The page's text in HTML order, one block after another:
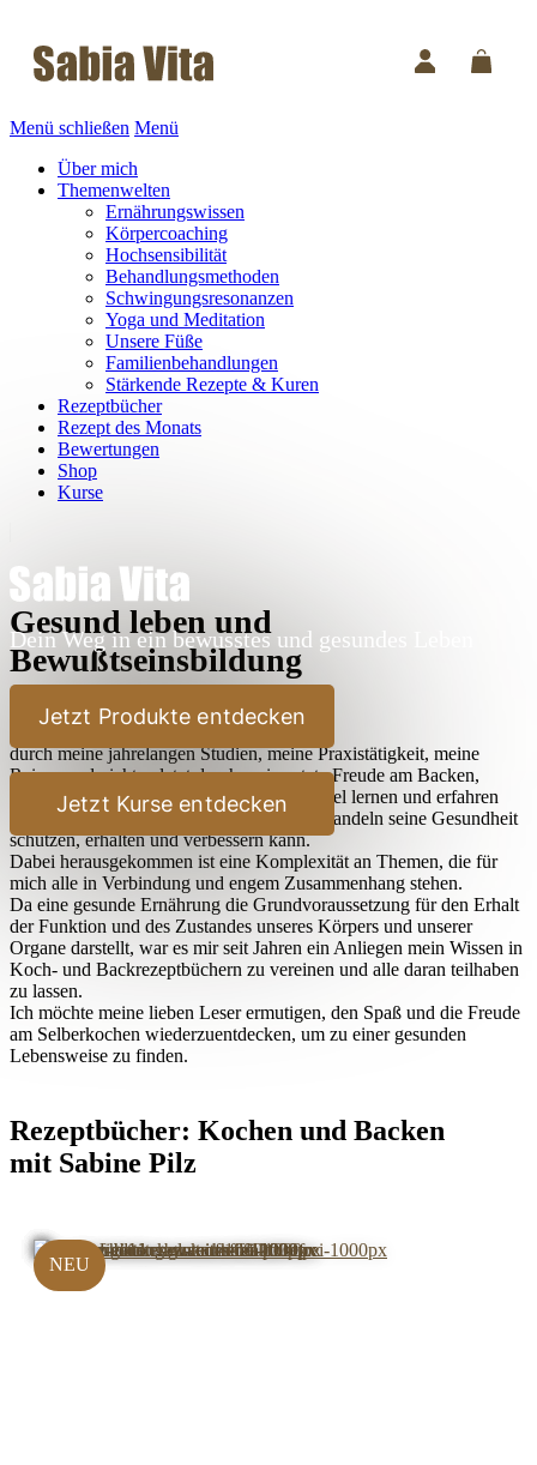
Menü schließen Menü
Über mich
Themenwelten
Ernährungswissen
Körpercoaching
Hochsensibilität
Behandlungsmethoden
Schwingungsresonanzen
Yoga und Meditation
Unsere Füße
Familienbehandlungen
Stärkende Rezepte & Kuren
Rezeptbücher
Rezept des Monats
Bewertungen
Shop
Kurse
Dein Weg in ein bewusstes und gesundes Leben
Jetzt Produkte entdecken
Jetzt Kurse entdecken
Gesund leben und
Bewußtseinsbildung
Lieber Leser,
durch meine jahrelangen Studien, meine Praxistätigkeit, meine
Reisen und nicht zuletzt durch meine stete Freude am Backen,
Kochen und Ausprobieren habe ich sehr viel lernen und erfahren
dürfen, wie der Mensch durch bewußtes Handeln seine Gesundheit
schützen, erhalten und verbessern kann.
Dabei herausgekommen ist eine Komplexität an Themen, die für
mich alle in Verbindung und engem Zusammenhang stehen.
Da eine gesunde Ernährung die Grundvoraussetzung für den Erhalt
der Funktion und des Zustandes unseres Körpers und unserer
Organe darstellt, war es mir seit Jahren ein Anliegen mein Wissen in
Koch- und Backrezeptbüchern zu vereinen und alle daran teilhaben
zu lassen.
Ich möchte meine lieben Leser ermutigen, den Spaß und die Freude
am Selberkochen wiederzuentdecken, um zu einer gesunden
Lebensweise zu finden.
Rezeptbücher: Kochen und Backen
mit Sabine Pilz
NEU